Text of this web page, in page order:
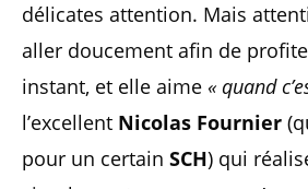
délicates attention. Mais
aller doucement afin de
instant, et elle aime « quand
l’excellent Nicolas Fournier
pour un certain SCH) qui